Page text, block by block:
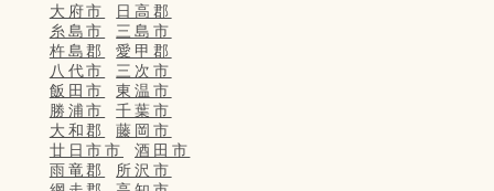
大府市
日高郡
糸島市
三島市
杵島郡
愛甲郡
八代市
三次市
飯田市
東温市
勝浦市
千葉市
大和郡
藤岡市
廿日市市
酒田市
雨竜郡
所沢市